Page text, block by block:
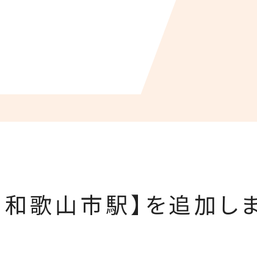
歌山市駅】を追加し